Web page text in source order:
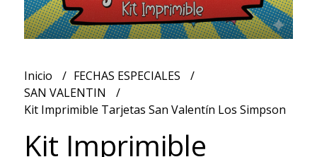
Inicio
FECHAS ESPECIALES
SAN VALENTIN
Kit Imprimible Tarjetas San Valentín Los Simpson
Kit Imprimible